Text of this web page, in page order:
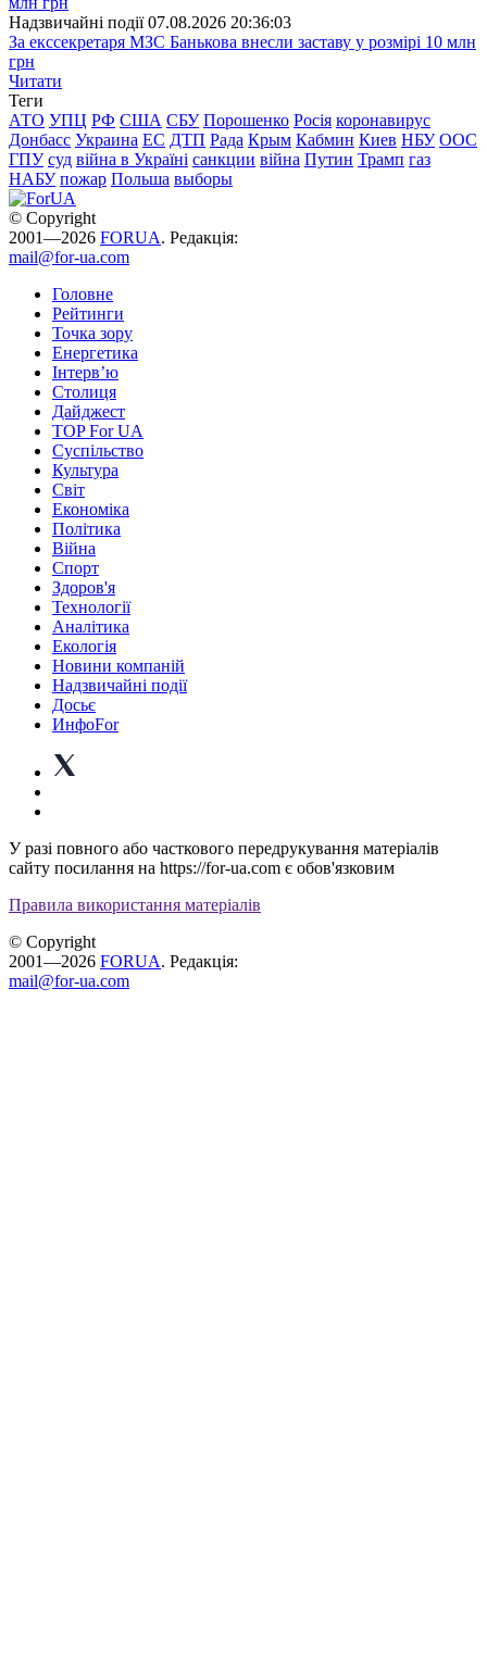
Надзвичайні події 07.08.2026 20:36:03
За екссекретаря МЗС Банькова внесли заставу у розмірі 10 млн
грн
Читати
Теги
АТО УПЦ РФ США СБУ Порошенко Росія коронавирус
Донбасс Украина ЕС ДТП Рада Крым Кабмин Киев НБУ ООС
ГПУ суд війна в Україні санкции війна Путин Трамп газ
НАБУ пожар Польша выборы
© Copyright
2001—2026 FORUA. Редакція:
mail@for-ua.com
Головне
Рейтинги
Точка зору
Енергетика
Інтерв’ю
Столиця
Дайджест
TOP For UA
Суспiльство
Культура
Світ
Економіка
Політика
Війна
Спорт
Здоров'я
Технології
Аналітика
Екологія
Новини компаній
Надзвичайні події
Досьє
ИнфоFor
У разі повного або часткового передрукування матеріалів
сайту посилання на https://for-ua.com є обов'язковим
Правила використання матеріалів
© Copyright
2001—2026 FORUA. Редакція:
mail@for-ua.com